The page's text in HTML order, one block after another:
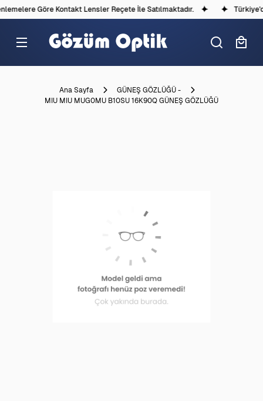
Göre Kontakt Lensler Reçete İle Satılmaktadır.
Ana Sayfa
GÜNEŞ GÖZLÜĞÜ -
MIU MIU MUG0MU B10SU 16K90Q GÜNEŞ GÖZLÜĞÜ